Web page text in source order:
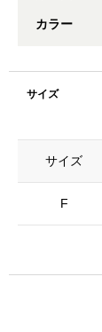
カラー
サイズ
サイズ
F